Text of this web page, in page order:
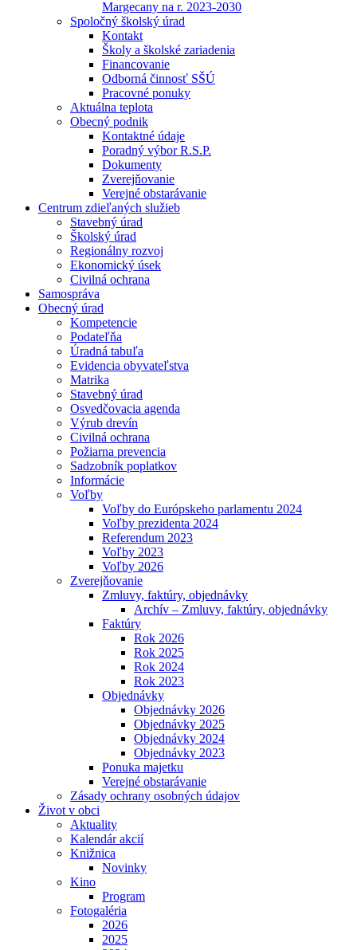
Margecany na r. 2023-2030
Spoločný školský úrad
Kontakt
Školy a školské zariadenia
Financovanie
Odborná činnosť SŠÚ
Pracovné ponuky
Aktuálna teplota
Obecný podnik
Kontaktné údaje
Poradný výbor R.S.P.
Dokumenty
Zverejňovanie
Verejné obstarávanie
Centrum zdieľaných služieb
Stavebný úrad
Školský úrad
Regionálny rozvoj
Ekonomický úsek
Civilná ochrana
Samospráva
Obecný úrad
Kompetencie
Podateľňa
Úradná tabuľa
Evidencia obyvateľstva
Matrika
Stavebný úrad
Osvedčovacia agenda
Výrub drevín
Civilná ochrana
Požiarna prevencia
Sadzobník poplatkov
Informácie
Voľby
Voľby do Európskeho parlamentu 2024
Voľby prezidenta 2024
Referendum 2023
Voľby 2023
Voľby 2026
Zverejňovanie
Zmluvy, faktúry, objednávky
Archív – Zmluvy, faktúry, objednávky
Faktúry
Rok 2026
Rok 2025
Rok 2024
Rok 2023
Objednávky
Objednávky 2026
Objednávky 2025
Objednávky 2024
Objednávky 2023
Ponuka majetku
Verejné obstarávanie
Zásady ochrany osobných údajov
Život v obci
Aktuality
Kalendár akcií
Knižnica
Novinky
Kino
Program
Fotogaléria
2026
2025